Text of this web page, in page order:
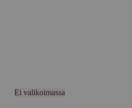
Ei valikoimassa